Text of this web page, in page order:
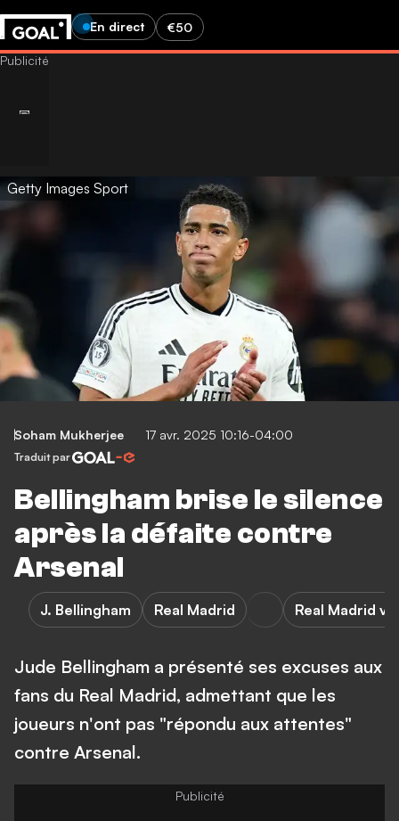
En direct €50
Getty Images Sport
Soham Mukherjee 17 avr. 2025 10:16-04:00
Traduit par
Bellingham brise le silence
après la défaite contre
Arsenal
J. Bellingham Real Madrid Real Madrid
Jude Bellingham a présenté ses excuses aux
fans du Real Madrid, admettant que les
joueurs n'ont pas "répondu aux attentes"
contre Arsenal.